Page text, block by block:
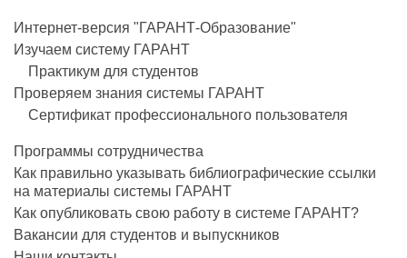
Интернет-версия "ГАРАНТ-Образование"
Изучаем систему ГАРАНТ
Практикум для студентов
Проверяем знания системы ГАРАНТ
Сертификат профессионального пользователя
Программы сотрудничества
Как правильно указывать библиографические ссылки
на материалы системы ГАРАНТ
Как опубликовать свою работу в системе ГАРАНТ?
Вакансии для студентов и выпускников